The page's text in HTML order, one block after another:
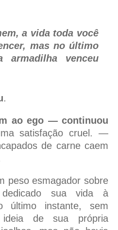
a vida toda você
mas no último
armadilha venceu
.
ao ego — continuou
satisfação cruel. —
de carne caem
peso esmagador sobre
sua vida à
último instante, sem
de sua própria